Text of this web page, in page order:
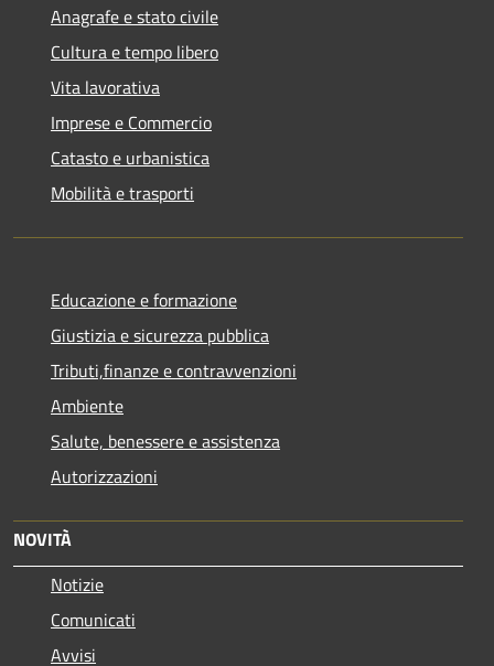
Anagrafe e stato civile
Cultura e tempo libero
Vita lavorativa
Imprese e Commercio
Catasto e urbanistica
Mobilità e trasporti
Educazione e formazione
Giustizia e sicurezza pubblica
Tributi,finanze e contravvenzioni
Ambiente
Salute, benessere e assistenza
Autorizzazioni
NOVITÀ
Notizie
Comunicati
Avvisi